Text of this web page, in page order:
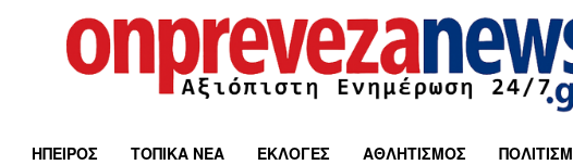
ΗΠΕΙΡΟΣ ΤΟΠΙΚΑ ΝΕΑ ΕΚΛΟΓΕΣ ΑΘΛΗΤΙΣΜΟΣ